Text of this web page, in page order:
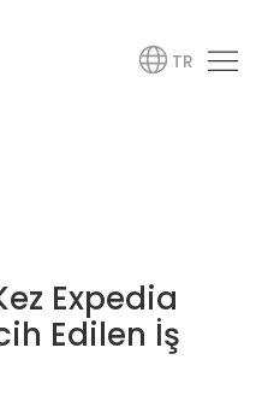
TR
Expedia
Edilen İş